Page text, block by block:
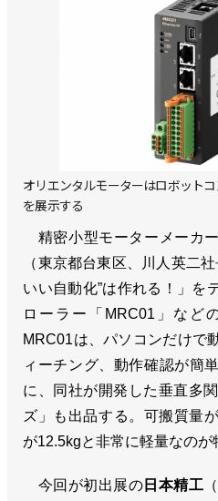
オリエンタルモーターはロボット
を展示する
精密小型モーターメーカ
（東京都台東区、川人英二
いい自動化”は作れる！」を
ローラー「MRC01」など
MRC01は、パソコンだけで
ィーチング、動作確認が簡
に、同社が開発した垂直多
ズ」も出品する。可搬質量
が12.5kgと非常に軽量なのが
今回が初出展の 日本精工